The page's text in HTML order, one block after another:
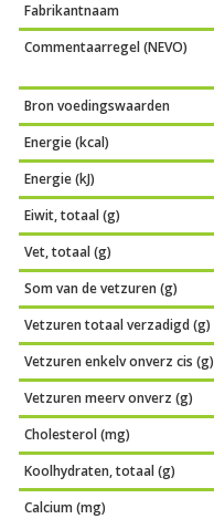
Fabrikantnaam
Commentaarregel (NEVO)
Bron voedingswaarden
Energie (kcal)
Energie (kJ)
Eiwit, totaal (g)
Vet, totaal (g)
Som van de vetzuren (g)
Vetzuren totaal verzadigd (g)
Vetzuren enkelv onverz cis (g)
Vetzuren meerv onverz (g)
Cholesterol (mg)
Koolhydraten, totaal (g)
Calcium (mg)